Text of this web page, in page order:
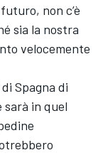
non c’è
sia la nostra
velocemente
Spagna di
sarà in quel